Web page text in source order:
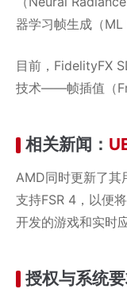
器学习帧生成（ML
目前，FidelityFX
技术——帧插值（
相关新闻：
AMD同时更新了其
支持FSR 4，以便
开发的游戏和实时
授权与系统